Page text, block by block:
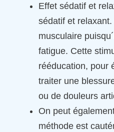
Effet sédatif et
sédatif et
musculaire
fatigue. Cette
rééducation, pour
traiter une
ou de douleurs
On peut
méthode est